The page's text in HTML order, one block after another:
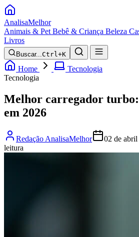
AnalisaMelhor
Animais & Pet Bebê & Criança Beleza
Livros
Buscar...Ctrl+K
Home
Tecnologia
Tecnologia
Melhor carregador turbo:
em 2026
Redação AnalisaMelhor 02 de
leitura